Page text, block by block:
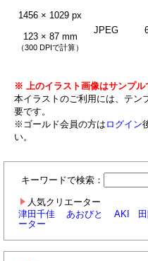
1456 × 1029 px
123 × 87 mm
（300 DPIで計算）
JPEG
※ 上のイラスト画像はサンプル
本イラストのご利用には、テン
要です。
※ゴールド会員の方は ログイン
い。
キーワードで検索：
人気クリエーター
津田千佳
あおびと AKI
ーター